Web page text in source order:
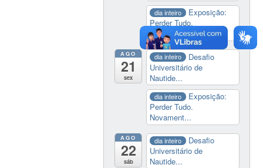
dia inteiro
Exposição:
Perder Tudo.
Novament...
AGO
21
sex
dia inteiro
Desafio
Universitário de
Nautide...
dia inteiro
Exposição:
Perder Tudo.
Novament...
AGO
22
sáb
dia inteiro
Desafio
Universitário de
Nautide...